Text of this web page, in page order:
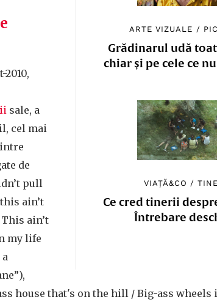
ARTE VIZUALE /
Grădinarul udă
chiar și pe cele ce
VIAȚĂ&CO /
Ce cred tinerii
Întrebare
sale, a
cel mai
de
pull
ain’t
ain’t
my life
house that's on the hill / Big-ass wheels